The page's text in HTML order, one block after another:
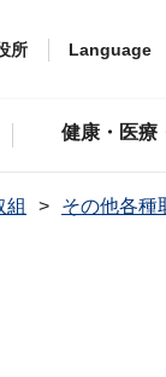
所 Language
健康・医療
組 その他各種